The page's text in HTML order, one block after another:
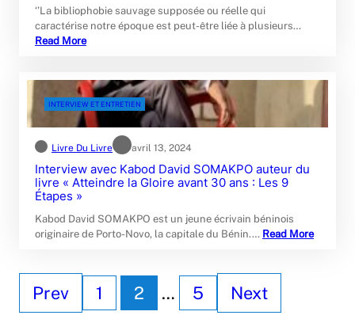
‘’La bibliophobie sauvage supposée ou réelle qui
caractérise notre époque est peut-être liée à plusieurs…
Read More
INTERVIEW ET ENTRETIEN
Livre Du Livre avril 13, 2024
Interview avec Kabod David SOMAKPO auteur du
livre « Atteindre la Gloire avant 30 ans : Les 9
Étapes »
Kabod David SOMAKPO est un jeune écrivain béninois
originaire de Porto-Novo, la capitale du Bénin.… Read More
Prev 1 2 … 5 Next